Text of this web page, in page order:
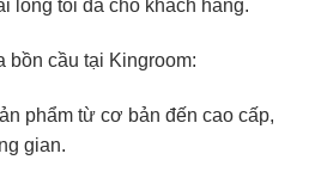
lòng tối đa cho khách hàng.
bồn cầu tại Kingroom:
phẩm từ cơ bản đến cao cấp,
gian.